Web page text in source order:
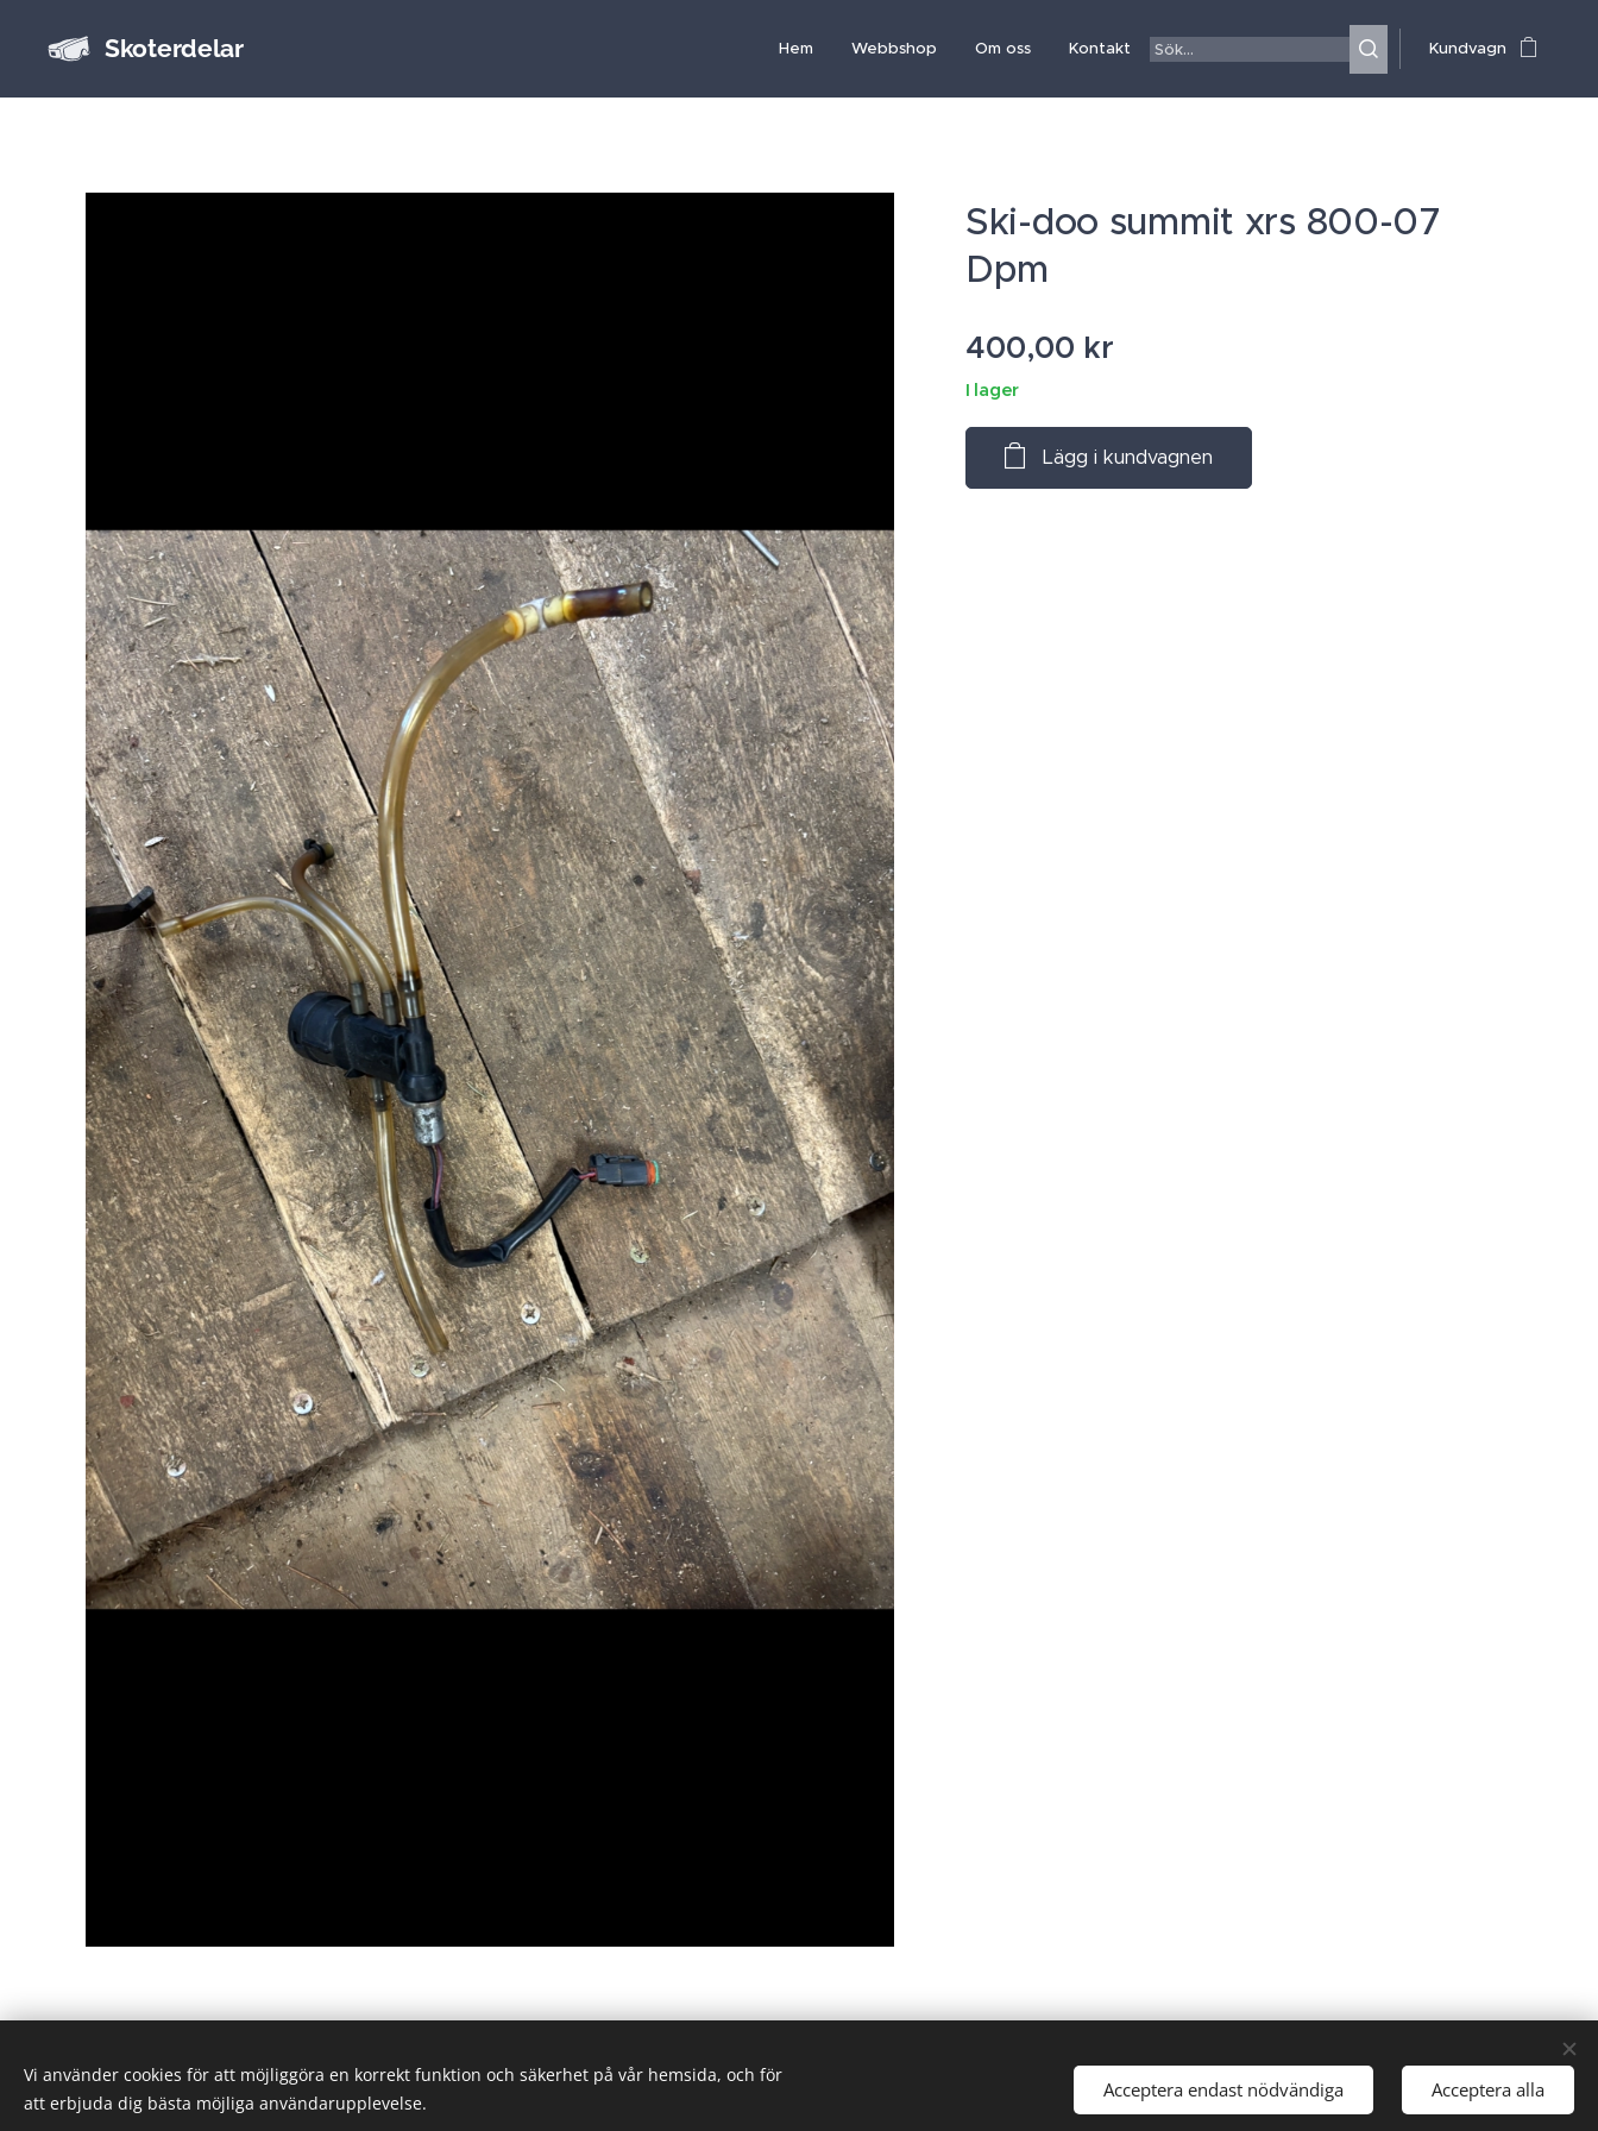
Skoterdelar Hem Webbshop Om oss Kontakt Kundvagn
Ski-doo summit xrs 800-07
Dpm
400,00 kr
I lager
Lägg i kundvagnen
© 2025 Alla rättigheter reserverade
Cookies
Vi använder cookies för att möjliggöra en korrekt funktion och säkerhet på vår hemsida, och för
att erbjuda dig bästa möjliga användarupplevelse.
Acceptera endast nödvändiga Acceptera alla